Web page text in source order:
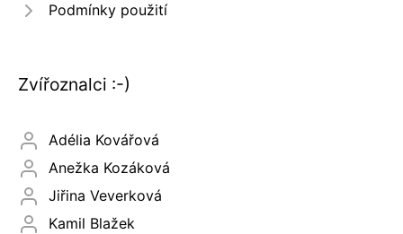
Podmínky použití
Zvířoznalci :-)
Adélia Kovářová
Anežka Kozáková
Jiřina Veverková
Kamil Blažek